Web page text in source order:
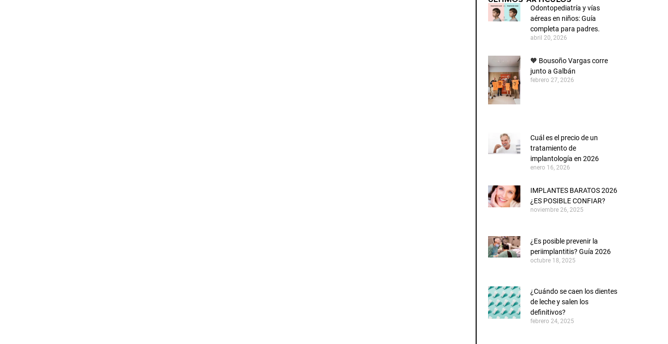
Odontopediatría y vías
aéreas en niños: Guía
completa para padres.
abril 20, 2026
🧡 Bousoño Vargas corre
junto a Galbán
febrero 27, 2026
Cuál es el precio de un
tratamiento de
implantología en 2026
enero 16, 2026
IMPLANTES BARATOS 2026
¿ES POSIBLE CONFIAR?
noviembre 26, 2025
¿Es posible prevenir la
periimplantitis? Guía 2026
octubre 18, 2025
¿Cuándo se caen los dientes
de leche y salen los
definitivos?
febrero 24, 2025